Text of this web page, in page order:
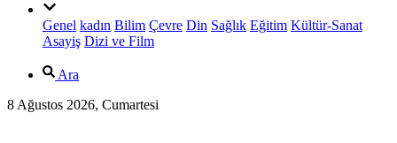
Genel kadın Bilim Çevre Din Sağlık Eğitim Kültür-Sanat
Asayiş Dizi ve Film
Ara
8 Ağustos 2026, Cumartesi